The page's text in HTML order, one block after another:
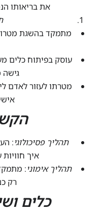
את בריאותו
מתמקד בהשגת
עוסק בפיתוח כלים
מטרתו לעזור לאדם
תהליך פסיכולוגי:
איך
תהליך אימוני:
רק
כלים